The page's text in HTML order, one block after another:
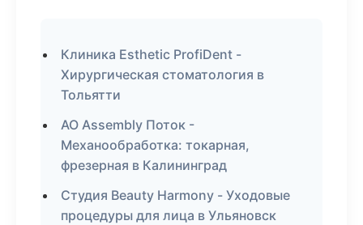
Клиника Esthetic ProfiDent -
Хирургическая стоматология в
Тольятти
АО Assembly Поток -
Механообработка: токарная,
фрезерная в Калининград
Студия Beauty Harmony - Уходовые
процедуры для лица в Ульяновск